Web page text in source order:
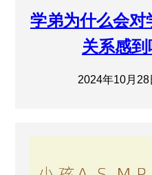
学弟为什么会对
关系感
2024年10月